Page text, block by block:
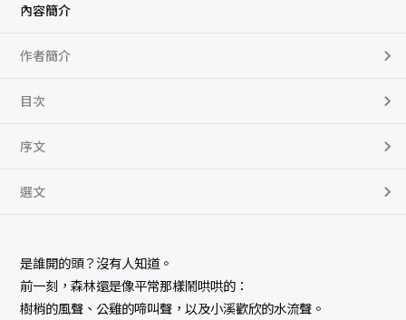
內容簡介
作者簡介
目次
序文
選文
是誰開的頭？沒有人知道。
前一刻，森林還是像平常那樣鬧哄哄的：
樹梢的風聲、公雞的啼叫聲，以及小溪歡欣的水流聲。